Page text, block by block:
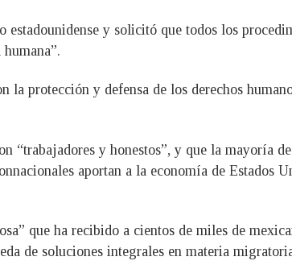
y solicitó que todos los
protección y defensa de los derechos
“trabajadores y honestos”, y que la mayoría
aportan a la economía de Estados
que ha recibido a cientos de miles de
de soluciones integrales en materia